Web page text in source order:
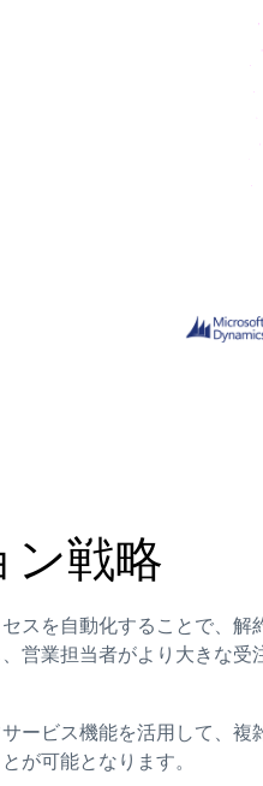
ン戦略
スを自動化することで、解
営業担当者がより大きな受
ービス機能を活用して、複
が可能となります。